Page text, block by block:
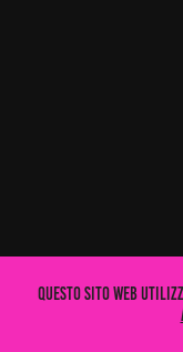
Questo sito web